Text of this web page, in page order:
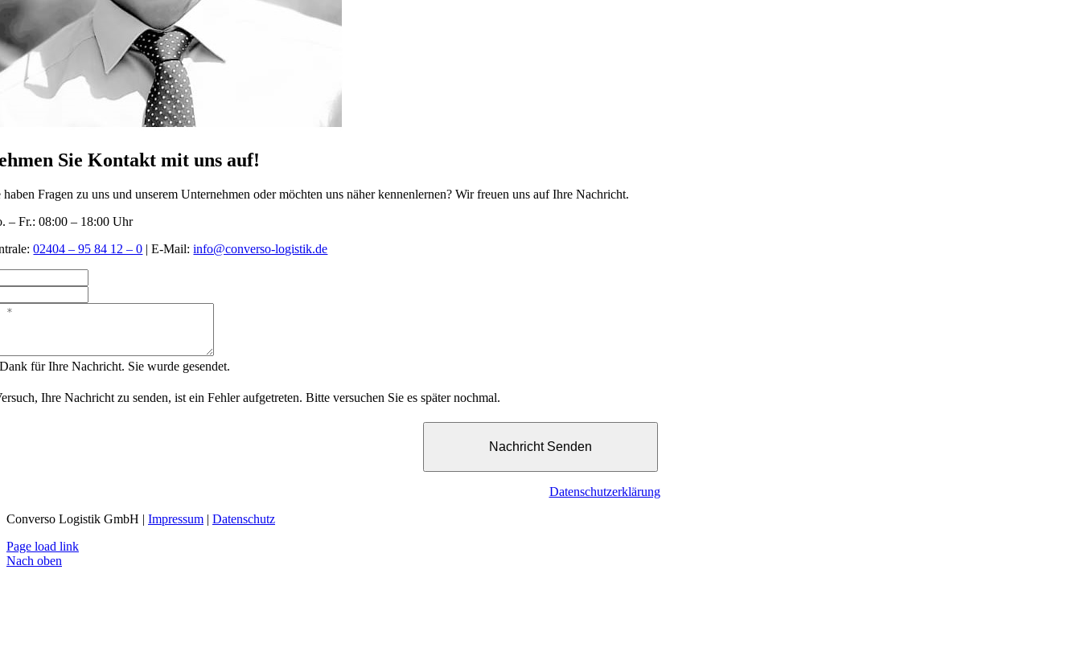
Sie Kontakt mit uns auf!
haben Fragen zu uns und unserem Unternehmen oder möchten uns näher kennenlernen? Wir freuen uns auf Ihre Nachricht.
– Fr.: 08:00 – 18:00 Uhr
02404 – 95 84 12 – 0 | E-Mail:info@converso-logistik.de
für Ihre Nachricht. Sie wurde gesendet.
Ihre Nachricht zu senden, ist ein Fehler aufgetreten. Bitte versuchen Sie es später nochmal.
Nachricht Senden
Datenschutzerklärung.
Converso Logistik GmbH | Impressum | Datenschutz
Page load link
Nach oben